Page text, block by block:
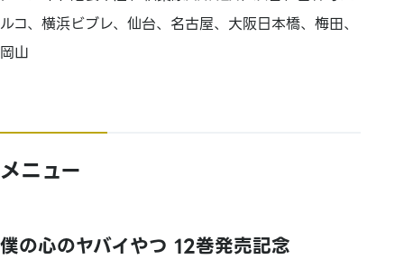
ルコ、横浜ビブレ、仙台、名古屋、大阪日本橋、梅田、
岡山
メニュー
僕の心のヤバイやつ 12巻発売記念